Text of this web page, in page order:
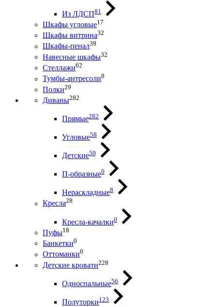
Из ЛДСП81
Шкафы угловые17
Шкафы витрина32
Шкафы-пенал39
Навесные шкафы32
Стеллажи62
Тумбы-антресоли8
Полки29
Диваны282
Прямые282
Угловые58
Детские59
П-образные0
Нераскладные8
Кресла28
Кресла-качалки0
Пуфы18
Банкетки0
Оттоманки0
Детские кровати228
Односпальные56
Полуторки123